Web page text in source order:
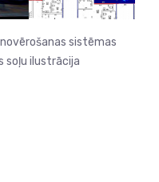
sistēmas
soļu ilustrācija